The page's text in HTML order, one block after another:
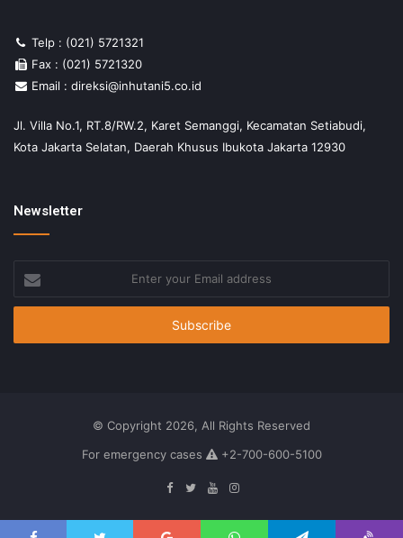
Telp : (021) 5721321
Fax : (021) 5721320
Email : direksi@inhutani5.co.id
Jl. Villa No.1, RT.8/RW.2, Karet Semanggi, Kecamatan Setiabudi,
Kota Jakarta Selatan, Daerah Khusus Ibukota Jakarta 12930
Newsletter
your
Email
© Copyright 2026, All Rights Reserved
For emergency cases
+2-700-600-5100